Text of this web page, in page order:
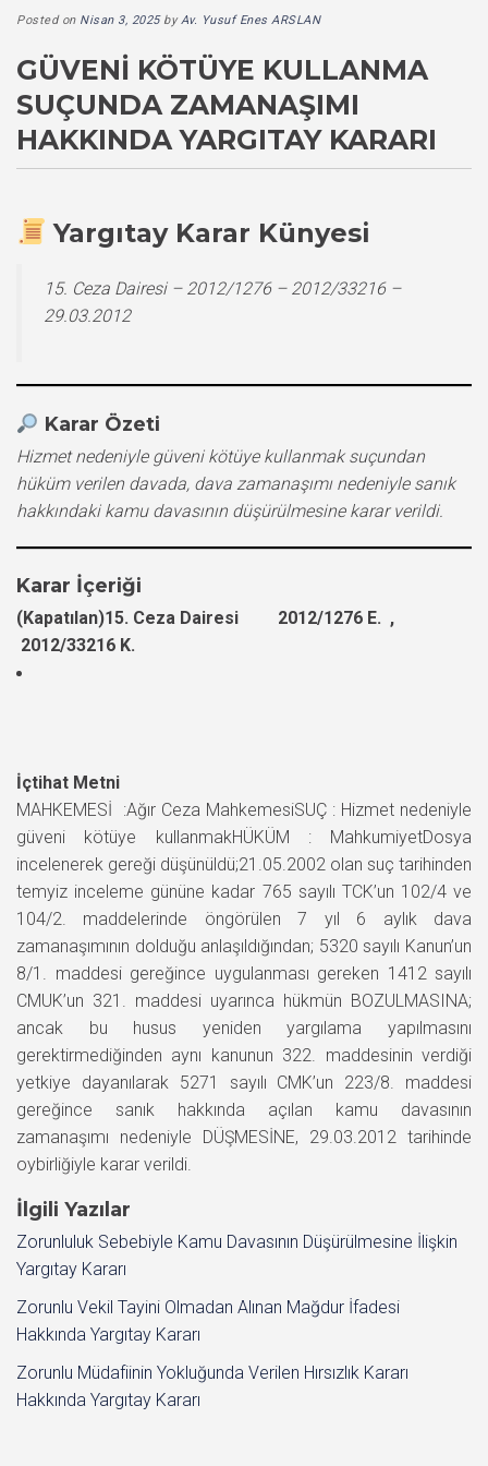
Posted on Nisan 3, 2025byAv. Yusuf Enes ARSLAN
GÜVENI KÖTÜYE KULLANMA
SUÇUNDA ZAMANAŞIMI
HAKKINDA YARGITAY KARARI
Yargıtay Karar Künyesi
15. Ceza Dairesi – 2012/1276 – 2012/33216 –
29.03.2012
Karar Özeti
Hizmet nedeniyle güveni kötüye kullanmak suçundan
hüküm verilen davada, dava zamanaşımı nedeniyle sanık
hakkındaki kamu davasının düşürülmesine karar verildi.
Karar İçeriği
(Kapatılan)15. Ceza Dairesi 2012/1276 E. ,
2012/33216 K.
İçtihat Metni
MAHKEMESİ :Ağır Ceza MahkemesiSUÇ : Hizmet nedeniyle
güveni kötüye kullanmakHÜKÜM : MahkumiyetDosya
incelenerek gereği düşünüldü;21.05.2002 olan suç tarihinden
temyiz inceleme gününe kadar 765 sayılı TCK’un 102/4 ve
104/2. maddelerinde öngörülen 7 yıl 6 aylık dava
zamanaşımının dolduğu anlaşıldığından; 5320 sayılı Kanun’un
8/1. maddesi gereğince uygulanması gereken 1412 sayılı
CMUK’un 321. maddesi uyarınca hükmün BOZULMASINA;
ancak bu husus yeniden yargılama yapılmasını
gerektirmediğinden aynı kanunun 322. maddesinin verdiği
yetkiye dayanılarak 5271 sayılı CMK’un 223/8. maddesi
gereğince sanık hakkında açılan kamu davasının
zamanaşımı nedeniyle DÜŞMESİNE, 29.03.2012 tarihinde
oybirliğiyle karar verildi.
İlgili Yazılar
Zorunluluk Sebebiyle Kamu Davasının Düşürülmesine İlişkin
Yargıtay Kararı
Zorunlu Vekil Tayini Olmadan Alınan Mağdur İfadesi
Hakkında Yargıtay Kararı
Zorunlu Müdafiinin Yokluğunda Verilen Hırsızlık Kararı
Hakkında Yargıtay Kararı